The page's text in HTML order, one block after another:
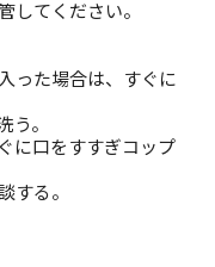
してください。
った場合は、すぐに
う。
に口をすすぎコップ
する。